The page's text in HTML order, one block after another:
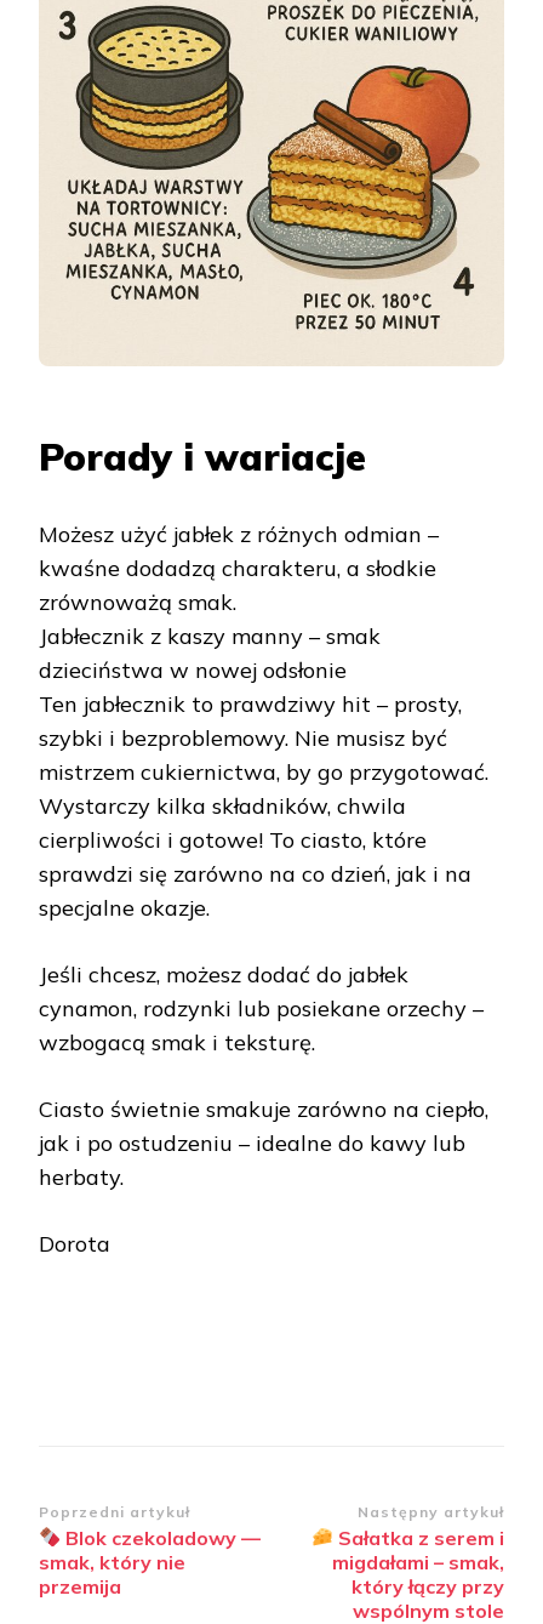
Porady i wariacje
Możesz użyć jabłek z różnych odmian –
kwaśne dodadzą charakteru, a słodkie
zrównoważą smak.
Jabłecznik z kaszy manny – smak
dzieciństwa w nowej odsłonie
Ten jabłecznik to prawdziwy hit – prosty,
szybki i bezproblemowy. Nie musisz być
mistrzem cukiernictwa, by go przygotować.
Wystarczy kilka składników, chwila
cierpliwości i gotowe! To ciasto, które
sprawdzi się zarówno na co dzień, jak i na
specjalne okazje.
Jeśli chcesz, możesz dodać do jabłek
cynamon, rodzynki lub posiekane orzechy –
wzbogacą smak i teksturę.
Ciasto świetnie smakuje zarówno na ciepło,
jak i po ostudzeniu – idealne do kawy lub
herbaty.
Dorota
Nawigacja
wpisu
Poprzedni artykuł
Blok czekoladowy —
smak, który nie
przemija
Następny artykuł
Sałatka z serem i
migdałami – smak,
który łączy przy
wspólnym stole